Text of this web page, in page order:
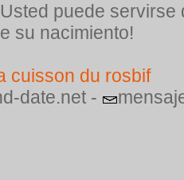
puede
su nacimiento!
cuisson du rosbif
date.net -